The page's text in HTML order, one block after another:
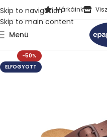
Skip to navigation
Skip to main content
Márkáink
Menü
-50%
ELFOGYOTT